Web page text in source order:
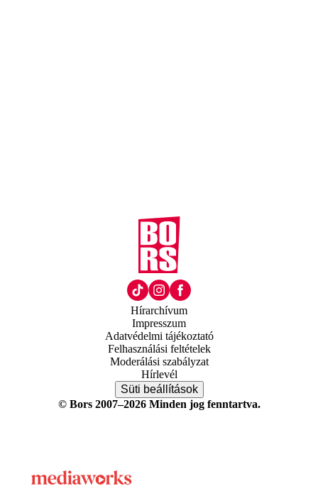
Hírarchívum
Impresszum
Adatvédelmi tájékoztató
Felhasználási feltételek
Moderálási szabályzat
Hírlevél
Süti beállítások
© Bors 2007–2026 Minden jog fenntartva.